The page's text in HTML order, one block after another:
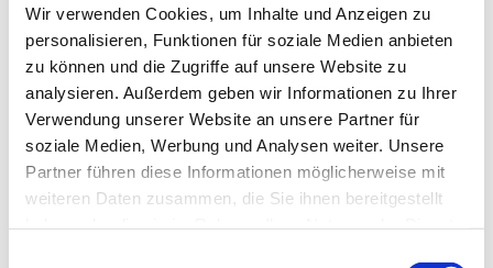
Wir verwenden Cookies, um Inhalte und Anzeigen zu
personalisieren, Funktionen für soziale Medien anbieten
zu können und die Zugriffe auf unsere Website zu
analysieren. Außerdem geben wir Informationen zu Ihrer
Verwendung unserer Website an unsere Partner für
soziale Medien, Werbung und Analysen weiter. Unsere
Partner führen diese Informationen möglicherweise mit
weiteren Daten zusammen, die Sie ihnen bereitgestellt
Dies könnte Sie auch
interessieren